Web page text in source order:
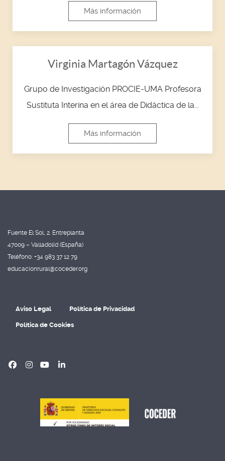
Más información
Virginia Martagón Vázquez
Grupo de Investigación PROCIE-UMA Profesora
Sustituta Interina en el área de Didáctica de la...
Más información
Fuente El Sol, 2. Entreplanta
47009 – Valladolid (España)
Teléfono: +34 983 37 12 79
educacionrural@coceder.org
Aviso Legal Política de Privacidad
Política de Cookies